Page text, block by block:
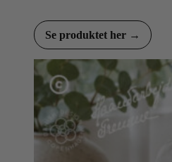
Se produktet her →